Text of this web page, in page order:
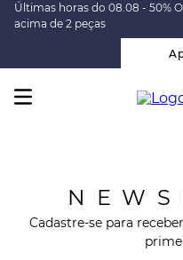
Últimas horas do 08.08 - 50%
acima de 2 peças
Cadastre-se para